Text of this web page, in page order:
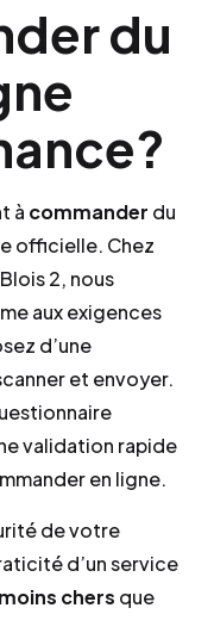
du
à commander du
officielle. Chez
2, nous
aux exigences
d’une
et envoyer.
validation rapide
en ligne.
de votre
d’un service
moins chers que